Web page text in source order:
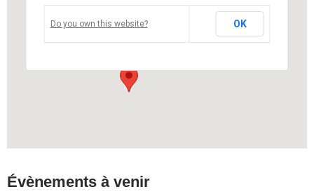
Voir Évènements
Do you own this website? OK
Évènements à venir